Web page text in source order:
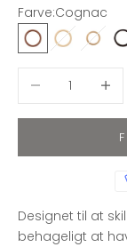
Farve:Cognac
Cognac
Ivory
Sænk antal
Øg
Designet til at
behageligt at